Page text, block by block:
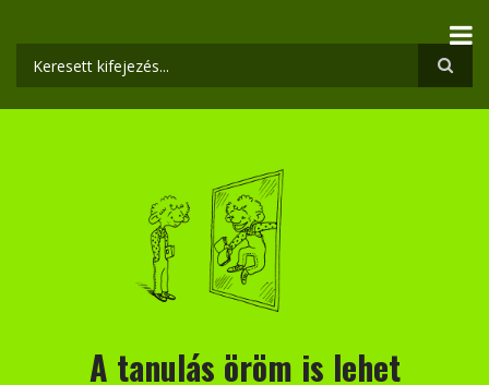
tartalomra
Keresés
A tanulás öröm is lehet